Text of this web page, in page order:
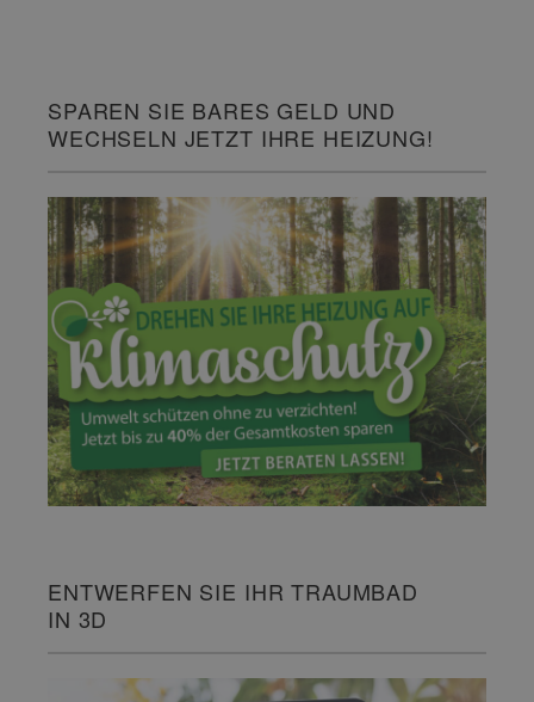
SPAREN SIE BARES GELD UND
WECHSELN JETZT IHRE HEIZUNG!
ENTWERFEN SIE IHR TRAUMBAD
IN 3D